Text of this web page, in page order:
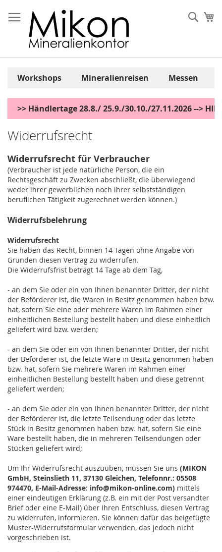
Inhalt
springen
Workshops Mineralienreisen Messen
>> Händlertage 28.8./ 25.9./30.10./27.11.2026 -->
Widerrufsrecht
Widerrufsrecht für Verbraucher
(Verbraucher ist jede natürliche Person, die ein
Rechtsgeschäft zu Zwecken abschließt, die überwiegend
weder ihrer gewerblichen noch ihrer selbstständigen
beruflichen Tätigkeit zugerechnet werden können.)
Widerrufsbelehrung
Widerrufsrecht
Sie haben das Recht, binnen 14 Tagen ohne Angabe von
Gründen diesen Vertrag zu widerrufen.
Die Widerrufsfrist beträgt 14 Tage ab dem Tag,
- an dem Sie oder ein von Ihnen benannter Dritter, der nicht
der Beförderer ist, die Waren in Besitz genommen haben bzw.
hat, sofern Sie eine oder mehrere Waren im Rahmen einer
einheitlichen Bestellung bestellt haben und diese einheitlich
geliefert wird bzw. werden;
- an dem Sie oder ein von Ihnen benannter Dritter, der nicht
der Beförderer ist, die letzte Ware in Besitz genommen haben
bzw. hat, sofern Sie mehrere Waren im Rahmen einer
einheitlichen Bestellung bestellt haben und diese getrennt
geliefert werden;
- an dem Sie oder ein von Ihnen benannter Dritter, der nicht
der Beförderer ist, die letzte Teilsendung oder das letzte
Stück in Besitz genommen haben bzw. hat, sofern Sie eine
Ware bestellt haben, die in mehreren Teilsendungen oder
Stücken geliefert wird;
Um Ihr Widerrufsrecht auszuüben, müssen Sie uns (MIKON
GmbH, Steinslieth 11, 37130 Gleichen, Telefonnr.: 05508
974470, E-Mail-Adresse: info@mikon-online.com) mittels
einer eindeutigen Erklärung (z.B. ein mit der Post versandter
Brief oder eine E-Mail) über Ihren Entschluss, diesen Vertrag
zu widerrufen, informieren. Sie können dafür das beigefügte
Muster-Widerrufsformular verwenden, das jedoch nicht
vorgeschrieben ist.